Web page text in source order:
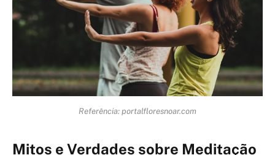
Referência: portalfloresnoar.com
Mitos e Verdades sobre Meditação